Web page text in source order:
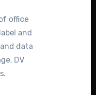
office
and
data
DV